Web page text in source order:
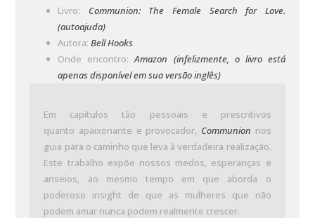
Livro: Communion: The Female Search for Love.
(autoajuda)
Autora:Bell Hooks
Onde encontro:Amazon (infelizmente, o livro está
apenas disponível em sua versão inglês)
Em capítulos tão pessoais e prescritivos
quanto apaixonante e provocador, Communion nos
guia para o caminho que leva à verdadeira realização.
Este trabalho expõe nossos medos, esperanças e
anseios, ao mesmo tempo em que aborda o
poderoso insight de que as mulheres que não
podem amar nunca podem realmente crescer.